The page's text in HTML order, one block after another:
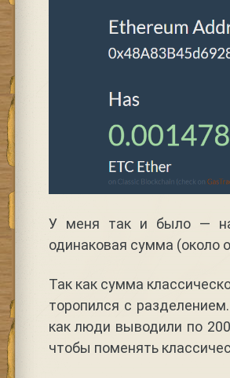
У меня так и было —
одинаковая сумма (около
Так как сумма
торопился с
как люди выводили по
чтобы поменять